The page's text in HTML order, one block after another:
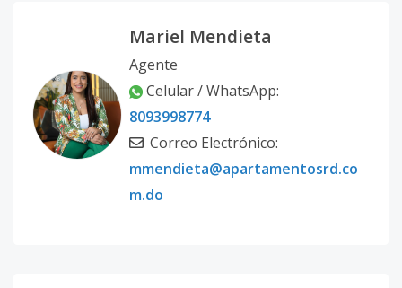
Mariel Mendieta
Agente
Celular / WhatsApp:
8093998774
Correo Electrónico:
mmendieta@apartamentosrd.co
m.do